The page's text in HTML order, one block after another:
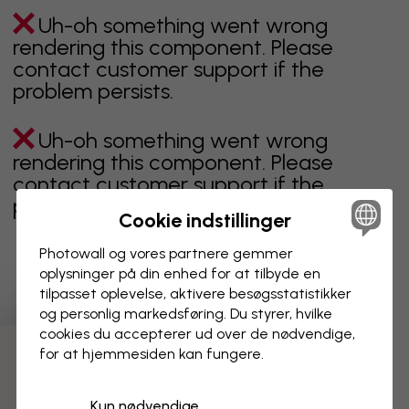
Uh-oh something went wrong
rendering this component. Please
contact customer support if the
problem persists.
Uh-oh something went wrong
rendering this component. Please
contact customer support if the
problem persists.
Viser side 1 af 1 sider
Opdag flere kategorier
Cookie indstillinger
Photowall og vores partnere gemmer
oplysninger på din enhed for at tilbyde en
tilpasset oplevelse, aktivere besøgs­statistikker
og personlig markedsføring. Du styrer, hvilke
cookies du accepterer ud over de nødvendige,
for at hjemmesiden kan fungere.